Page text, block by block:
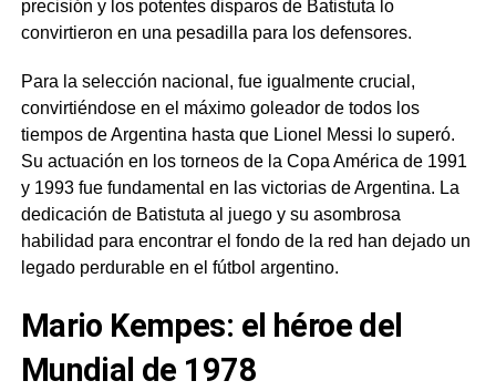
precisión y los potentes disparos de Batistuta lo
convirtieron en una pesadilla para los defensores.
Para la selección nacional, fue igualmente crucial,
convirtiéndose en el máximo goleador de todos los
tiempos de Argentina hasta que Lionel Messi lo superó.
Su actuación en los torneos de la Copa América de 1991
y 1993 fue fundamental en las victorias de Argentina. La
dedicación de Batistuta al juego y su asombrosa
habilidad para encontrar el fondo de la red han dejado un
legado perdurable en el fútbol argentino.
Mario Kempes: el héroe del
Mundial de 1978